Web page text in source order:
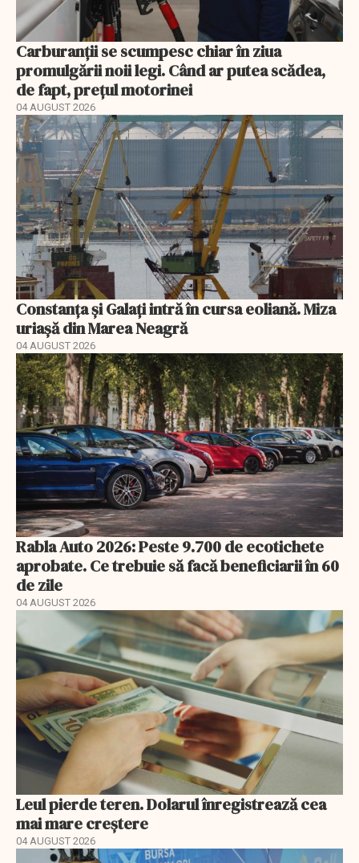
Carburanții se scumpesc chiar în ziua
promulgării noii legi. Când ar putea scădea,
de fapt, prețul motorinei
04 AUGUST 2026
Constanța și Galați intră în cursa eoliană. Miza
uriașă din Marea Neagră
04 AUGUST 2026
Rabla Auto 2026: Peste 9.700 de ecotichete
aprobate. Ce trebuie să facă beneficiarii în 60
de zile
04 AUGUST 2026
Leul pierde teren. Dolarul înregistrează cea
mai mare creștere
04 AUGUST 2026